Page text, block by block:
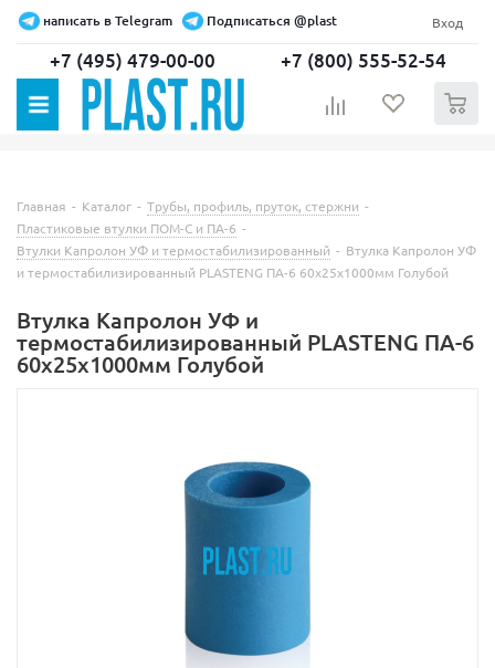
написать в Telegram Подписаться @plast Вход
+7 (495) 479-00-00 +7 (800) 555-52-54
Главная - Каталог - Трубы, профиль, пруток, стержни -
Пластиковые втулки ПОМ-С и ПА-6 -
Втулки Капролон УФ и термостабилизированный - Втулка Капролон УФ
и термостабилизированный PLASTENG ПА-6 60х25х1000мм Голубой
Втулка Капролон УФ и
термостабилизированный PLASTENG ПА-6
60х25х1000мм Голубой